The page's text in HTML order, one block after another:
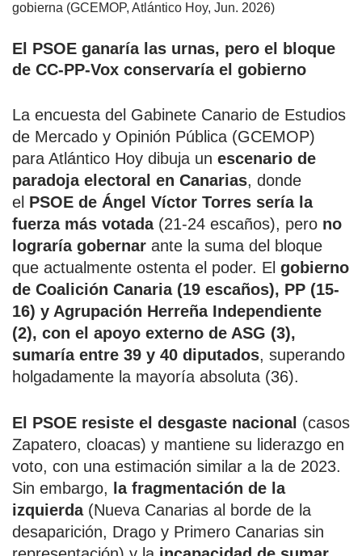
El PSOE ganaría las urnas, pero el bloque
de CC-PP-Vox conservaría el gobierno
La encuesta del Gabinete Canario de Estudios
de Mercado y Opinión Pública (GCEMOP)
para Atlántico Hoy dibuja un escenario de
paradoja electoral en Canarias, donde
el PSOE de Ángel Víctor Torres sería la
fuerza más votada(21-24 escaños), pero no
lograría gobernar ante la suma del bloque
que actualmente ostenta el poder. El gobierno
de Coalición Canaria (19 escaños), PP (15-
16) y Agrupación Herreña Independiente
(2), con el apoyo externo de ASG (3),
sumaría entre 39 y 40 diputados, superando
holgadamente la mayoría absoluta (36).
El PSOE resiste el desgaste nacional (casos
Zapatero, cloacas) y mantiene su liderazgo en
voto, con una estimación similar a la de 2023.
Sin embargo,
la fragmentación de la
izquierda(Nueva Canarias al borde de la
desaparición, Drago y Primero Canarias sin